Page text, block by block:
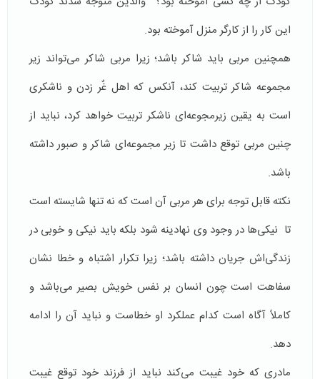
این کار را از کارگر منزل آموخته بود.
همچنین مربی باید شاکر باشد؛ زیرا مربی شاکر می‌تواند زیر
مجموعه شاکر تربیت کند، آنکس که اهل غٌر زدن و ناشکری
است به یقین زیرمجوعه‌ای ناشکر تربیت خواهد کرد، نباید از
چنین مربی توقع داشت تا زیر مجموعه‌ای شاکر و صبور داشته
باشد.
نکته قابل توجه برای هر مربی آن است که نه تنها شایسته است
تا نیکی‌ها در وجود وی نهادینه شود بلکه باید نیکی و خوبی در
زندگی‌اش جریان داشته باشد؛ زیرا تکرار اشتباه و خطا نشان
سفاهت است چون انسان بر نفس خویش بصیر می‌باشد و
کاملاً آگاه است کدام عملکرد او خطاست و نباید آن را ادامه
‌دهد.
مادری که خود غیبت می‌کند نباید از فرزند خود توقع غیبت